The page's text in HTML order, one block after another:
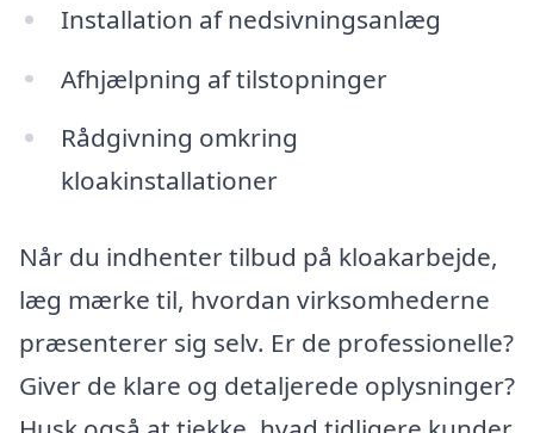
Installation af nedsivningsanlæg
Afhjælpning af tilstopninger
Rådgivning omkring
kloakinstallationer
Når du indhenter tilbud på kloakarbejde,
læg mærke til, hvordan virksomhederne
præsenterer sig selv. Er de professionelle?
Giver de klare og detaljerede oplysninger?